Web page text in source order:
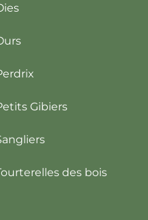
Gibiers
des bois